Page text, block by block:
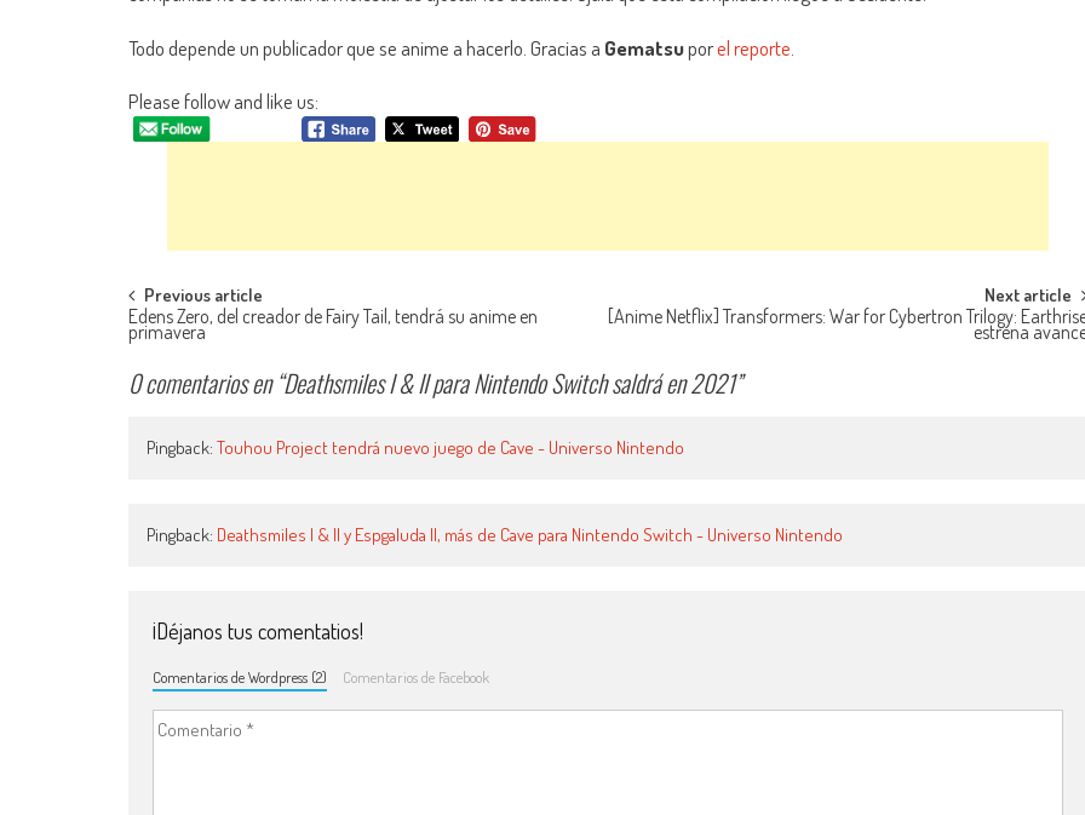
Todo depende un publicador que se anime a hacerlo. Gracias a Gematsuporel reporte.
Please follow and like us:
Navegación de entradas
Previous article
Edens Zero, del creador de Fairy Tail, tendrá su anime en
primavera
Next article
[Anime Netflix] Transformers: War for Cybertron Trilogy:
estrena
0 comentarios en “Deathsmiles I & II para Nintendo Switch saldrá en 2021”
Pingback: Touhou Project tendrá nuevo juego de Cave - Universo Nintendo
Pingback: Deathsmiles I & II y Espgaluda II, más de Cave para Nintendo Switch - Universo Nintendo
¡Déjanos tus comentatios!
Comentarios de Wordpress (2) Comentarios de Facebook